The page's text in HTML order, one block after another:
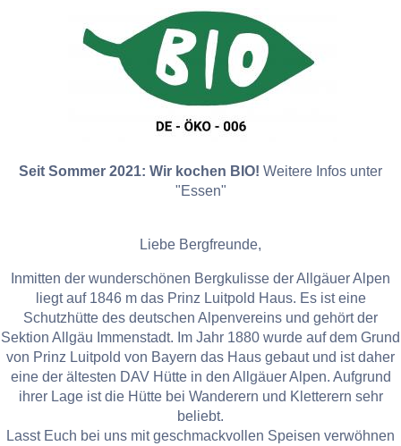
Seit Sommer 2021: Wir kochen BIO! Weitere Infos unter
"Essen"
Liebe Bergfreunde,
Inmitten der wunderschönen Bergkulisse der Allgäuer Alpen
liegt auf 1846 m das Prinz Luitpold Haus. Es ist eine
Schutzhütte des deutschen Alpenvereins und gehört der
Sektion Allgäu Immenstadt. Im Jahr 1880 wurde auf dem Grund
von Prinz Luitpold von Bayern das Haus gebaut und ist daher
eine der ältesten DAV Hütte in den Allgäuer Alpen. Aufgrund
ihrer Lage ist die Hütte bei Wanderern und Kletterern sehr
beliebt.
Lasst Euch bei uns mit geschmackvollen Speisen verwöhnen